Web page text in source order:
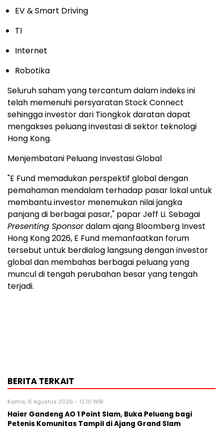
EV & Smart Driving
TI
Internet
Robotika
Seluruh saham yang tercantum dalam indeks ini
telah memenuhi persyaratan Stock Connect
sehingga investor dari Tiongkok daratan dapat
mengakses peluang investasi di sektor teknologi
Hong Kong.
Menjembatani Peluang Investasi Global
"E Fund memadukan perspektif global dengan
pemahaman mendalam terhadap pasar lokal untuk
membantu investor menemukan nilai jangka
panjang di berbagai pasar," papar Jeff Li. Sebagai
Presenting Sponsordalam ajang Bloomberg Invest
Hong Kong 2026, E Fund memanfaatkan forum
tersebut untuk berdialog langsung dengan investor
global dan membahas berbagai peluang yang
muncul di tengah perubahan besar yang tengah
terjadi.
BERITA TERKAIT
Kamis, 6 Agustus 2026 - 12:10 WIB
Haier Gandeng AO 1 Point Slam, Buka Peluang bagi
Petenis Komunitas Tampil di Ajang Grand Slam